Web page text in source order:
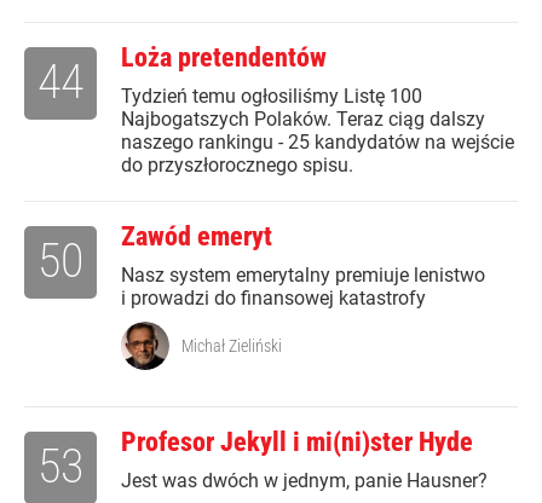
Loża pretendentów
Tydzień temu ogłosiliśmy Listę 100
Najbogatszych Polaków. Teraz ciąg dalszy
naszego rankingu - 25 kandydatów na wejście
do przyszłorocznego spisu.
44
Zawód emeryt
Nasz system emerytalny premiuje lenistwo
i prowadzi do finansowej katastrofy
50
Michał Zieliński
Profesor Jekyll i mi(ni)ster Hyde
Jest was dwóch w jednym, panie Hausner?
53